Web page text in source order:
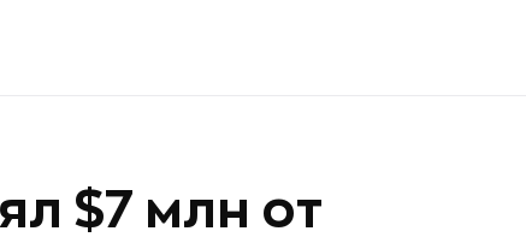
$7 млн от